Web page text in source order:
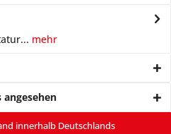
mehr
angesehen
innerhalb Deutschlands